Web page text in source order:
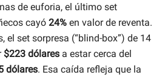
de euforia, el último set
cayó 24% en valor de reventa.
el set sorpresa (“blind-box”) de 14
$223 dólares a estar cerca del
dólares. Esa caída refleja que la